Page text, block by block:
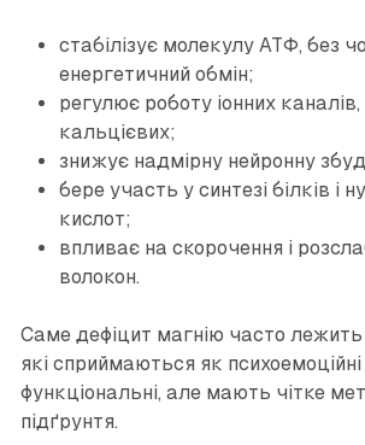
стабілізує молекулу АТФ, без
енергетичний обмін;
регулює роботу іонних
кальцієвих;
знижує надмірну нейронну
бере участь у синтезі білків і
кислот;
впливає на скорочення і
волокон.
Саме дефіцит магнію часто лежить
які сприймаються як
функціональні, але мають чітке
підґрунтя.